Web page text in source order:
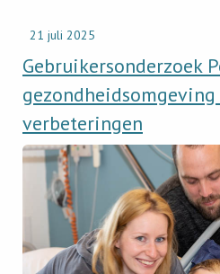
21 juli 2025
Gebruikersonderzoek
verbeteringen
Read
newsitem
Ouders
willen
inzicht